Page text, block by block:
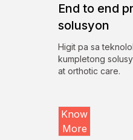
End to end
solusyon
Higit pa sa
kumpletong
at orthotic care.
Know
More